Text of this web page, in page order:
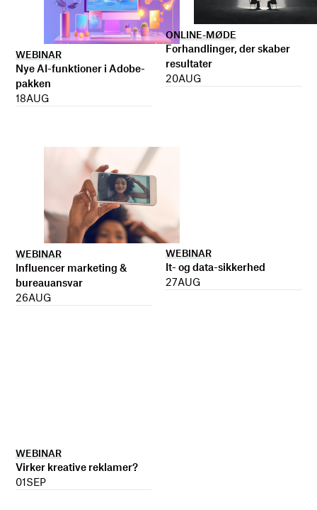
WEBINAR
Nye AI-funktioner i Adobe-
pakken
18AUG
ONLINE-MØDE
Forhandlinger, der skaber
resultater
20AUG
WEBINAR
Influencer marketing &
bureauansvar
26AUG
WEBINAR
It- og data-sikkerhed
27AUG
WEBINAR
Virker kreative reklamer?
01SEP